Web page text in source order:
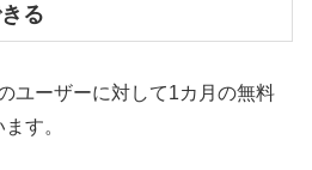
る
ユーザーに対して1カ月の無料
す。